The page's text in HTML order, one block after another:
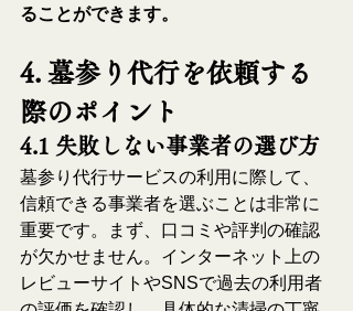
ることができます。
4. 墓参り代行を依頼する
際のポイント
4.1 失敗しない事業者の選び方
墓参り代行サービスの利用に際して、
信頼できる事業者を選ぶことは非常に
重要です。まず、口コミや評判の確認
が欠かせません。インターネット上の
レビューサイトやSNSで過去の利用者